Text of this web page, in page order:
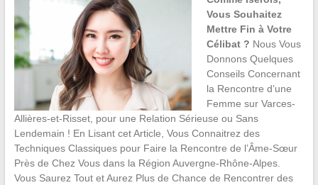
Vous Souhaitez
Mettre Fin à Votre
Célibat ? Nous Vous
Donnons Quelques
Conseils Concernant
la Rencontre d’une
Femme sur Varces-
Allières-et-Risset, pour une Relation Sérieuse ou Sans
Lendemain ! En Lisant cet Article, Vous Connaitrez des
Techniques Classiques pour Faire la Rencontre de l’Âme-Sœur
Près de Chez Vous dans la Région Auvergne-Rhône-Alpes.
Vous Saurez Tout et Aurez Plus de Chance de Rencontrer des